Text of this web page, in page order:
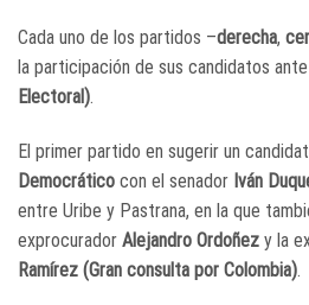
Cada uno de los partidos –derecha,
la participación de sus candidatos ante
Electoral).
El primer partido en sugerir un
Democrático con el senador Iván
entre Uribe y Pastrana, en la que
exprocurador Alejandro Ordoñez y la
Ramírez (Gran consulta por Colombia).